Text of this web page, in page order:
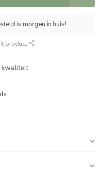
is morgen in huis!
product
kwaliteit